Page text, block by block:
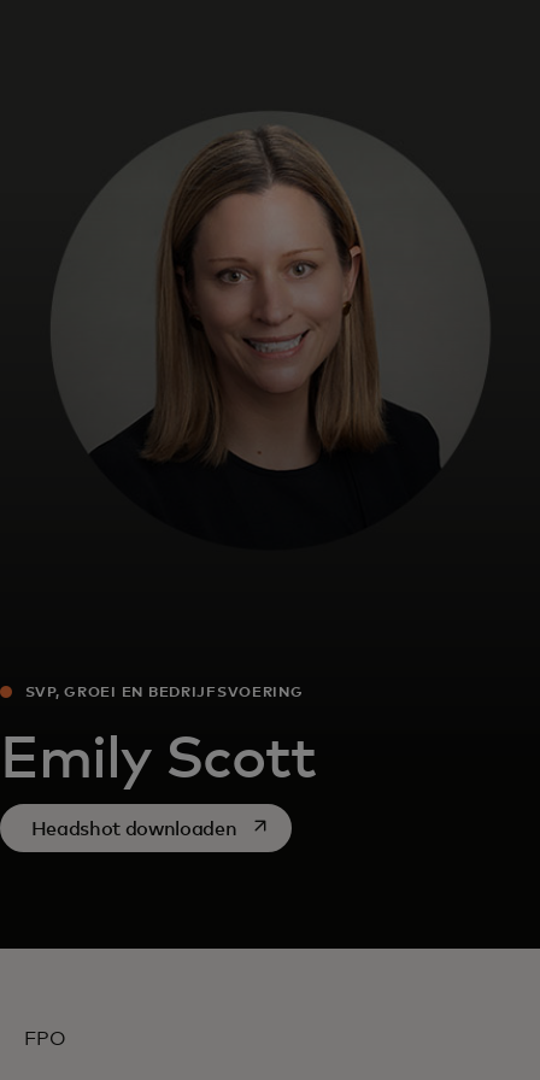
Voor bedrijven
Voor de wereld
Voor innovators
Nieuws en trends
SVP, GROEI EN BEDRIJFSVOERING
Emily Scott
Headshot downloadenopens in a new tab
FPO